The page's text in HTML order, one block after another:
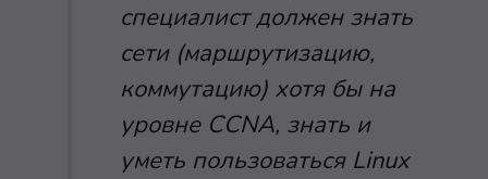
специалист должен знать
сети (маршрутизацию,
коммутацию) хотя бы на
уровне CCNA, знать и
уметь пользоваться Linux